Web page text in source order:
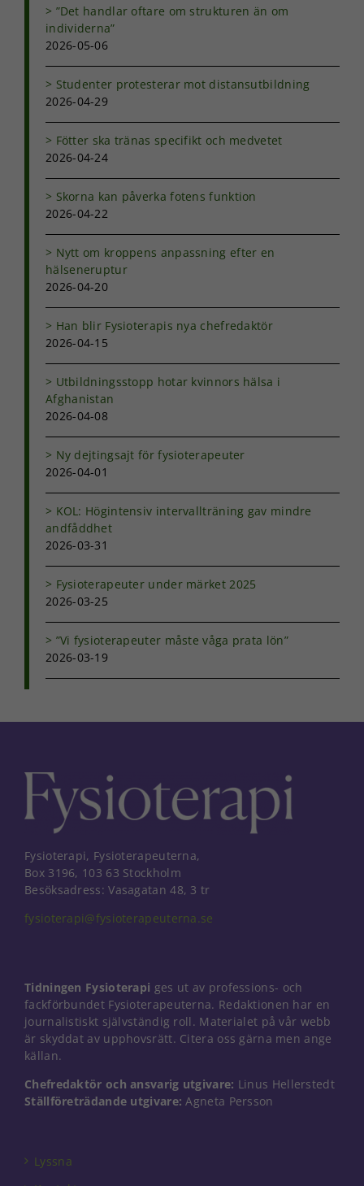
”Det handlar oftare om strukturen än om
individerna”
2026-05-06
Studenter protesterar mot distansutbildning
2026-04-29
Fötter ska tränas specifikt och medvetet
2026-04-24
Skorna kan påverka fotens funktion
2026-04-22
Nytt om kroppens anpassning efter en
hälseneruptur
2026-04-20
Han blir Fysioterapis nya chefredaktör
2026-04-15
Utbildningsstopp hotar kvinnors hälsa i
Afghanistan
2026-04-08
Ny dejtingsajt för fysioterapeuter
2026-04-01
KOL: Högintensiv intervallträning gav mindre
andfåddhet
2026-03-31
Fysioterapeuter under märket 2025
2026-03-25
”Vi fysioterapeuter måste våga prata lön”
2026-03-19
Fysioterapi, Fysioterapeuterna,
Box 3196, 103 63 Stockholm
Besöksadress: Vasagatan 48, 3 tr
fysioterapi@fysioterapeuterna.se
Tidningen Fysioterapi ges ut av professions- och
fackförbundet Fysioterapeuterna. Redaktionen har en
journalistiskt självständig roll. Materialet på vår webb
är skyddat av upphovsrätt. Citera oss gärna men ange
källan.
Chefredaktör och ansvarig utgivare: Linus Hellerstedt
Ställföreträdande utgivare: Agneta Persson
Lyssna